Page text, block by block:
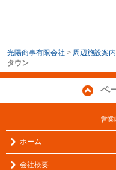
光陽商事有限会社 > 周辺施設案内
タウン
ペ
営業
ホーム
会社概要